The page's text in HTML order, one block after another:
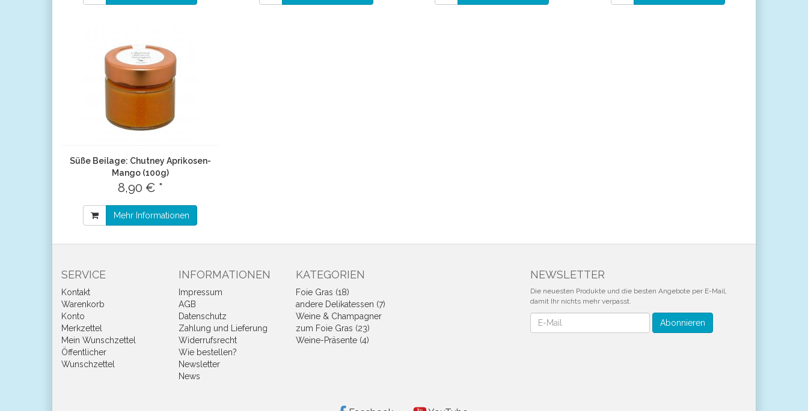
Süße Beilage: Chutney Aprikosen-
Mango (100g)
8,90 € *
Mehr Informationen
SERVICE
Kontakt
Warenkorb
Konto
Merkzettel
Mein Wunschzettel
Öffentlicher
Wunschzettel
INFORMATIONEN
Impressum
AGB
Datenschutz
Zahlung und Lieferung
Widerrufsrecht
Wie bestellen?
Newsletter
News
KATEGORIEN
Foie Gras (18)
andere Delikatessen (7)
Weine & Champagner
zum Foie Gras (23)
Weine-Präsente (4)
NEWSLETTER
Die neuesten Produkte und die besten Angebote per E-Mail,
damit Ihr nichts mehr verpasst.
Newsletter Abonnieren